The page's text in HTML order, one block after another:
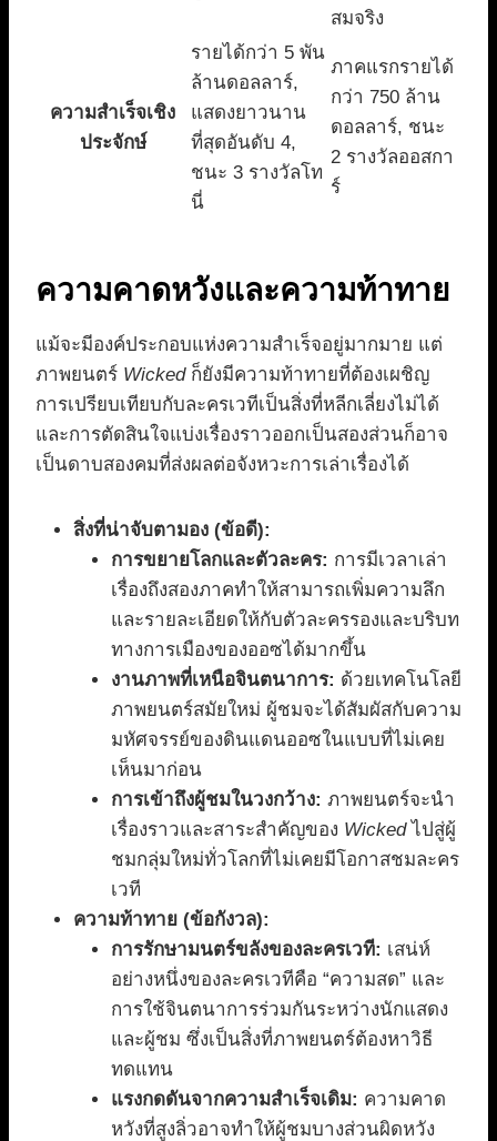
สมจริง
ความสำเร็จเชิง
ประจักษ์
รายได้กว่า 5 พัน
ล้านดอลลาร์,
แสดงยาวนาน
ที่สุดอันดับ 4,
ชนะ 3 รางวัลโท
นี่
ภาคแรกรายได้
กว่า 750 ล้าน
ดอลลาร์, ชนะ
2 รางวัลออสกา
ร์
ความคาดหวังและความท้าทาย
แม้จะมีองค์ประกอบแห่งความสำเร็จอยู่มากมาย แต่
ภาพยนตร์ Wickedก็ยังมีความท้าทายที่ต้องเผชิญ
การเปรียบเทียบกับละครเวทีเป็นสิ่งที่หลีกเลี่ยงไม่ได้
และการตัดสินใจแบ่งเรื่องราวออกเป็นสองส่วนก็อาจ
เป็นดาบสองคมที่ส่งผลต่อจังหวะการเล่าเรื่องได้
สิ่งที่น่าจับตามอง (ข้อดี):
การขยายโลกและตัวละคร: การมีเวลาเล่า
เรื่องถึงสองภาคทำให้สามารถเพิ่มความลึก
และรายละเอียดให้กับตัวละครรองและบริบท
ทางการเมืองของออซได้มากขึ้น
งานภาพที่เหนือจินตนาการ: ด้วยเทคโนโลยี
ภาพยนตร์สมัยใหม่ ผู้ชมจะได้สัมผัสกับความ
มหัศจรรย์ของดินแดนออซในแบบที่ไม่เคย
เห็นมาก่อน
การเข้าถึงผู้ชมในวงกว้าง: ภาพยนตร์จะนำ
เรื่องราวและสาระสำคัญของ Wickedไปสู่ผู้
ชมกลุ่มใหม่ทั่วโลกที่ไม่เคยมีโอกาสชมละคร
เวที
ความท้าทาย (ข้อกังวล):
การรักษามนตร์ขลังของละครเวที: เสน่ห์
อย่างหนึ่งของละครเวทีคือ “ความสด” และ
การใช้จินตนาการร่วมกันระหว่างนักแสดง
และผู้ชม ซึ่งเป็นสิ่งที่ภาพยนตร์ต้องหาวิธี
ทดแทน
แรงกดดันจากความสำเร็จเดิม: ความคาด
หวังที่สูงลิ่วอาจทำให้ผู้ชมบางส่วนผิดหวัง